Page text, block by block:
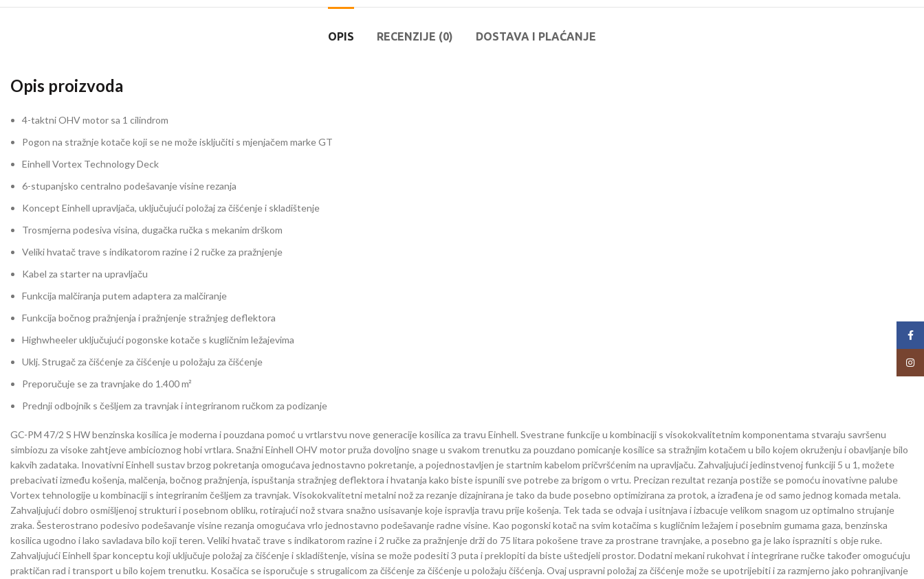
OPIS RECENZIJE (0) DOSTAVA I PLAĆANJE
Opis proizvoda
4-taktni OHV motor sa 1 cilindrom
Pogon na stražnje kotače koji se ne može isključiti s mjenjačem marke GT
Einhell Vortex Technology Deck
6-stupanjsko centralno podešavanje visine rezanja
Koncept Einhell upravljača, uključujući položaj za čišćenje i skladištenje
Trosmjerna podesiva visina, dugačka ručka s mekanim drškom
Veliki hvatač trave s indikatorom razine i 2 ručke za pražnjenje
Kabel za starter na upravljaču
Funkcija malčiranja putem adaptera za malčiranje
Funkcija bočnog pražnjenja i pražnjenje stražnjeg deflektora
Highwheeler uključujući pogonske kotače s kugličnim ležajevima
Uklj. Strugač za čišćenje za čišćenje u položaju za čišćenje
Preporučuje se za travnjake do 1.400 m²
Prednji odbojnik s češljem za travnjak i integriranom ručkom za podizanje
GC-PM 47/2 S HW benzinska kosilica je moderna i pouzdana pomoć u vrtlarstvu nove generacije kosilica za travu Einhell. Svestrane funkcije u kombinaciji s visokokvalitetnim komponentama stvaraju savršenu
simbiozu za visoke zahtjeve ambicioznog hobi vrtlara. Snažni Einhell OHV motor pruža dovoljno snage u svakom trenutku za pouzdano pomicanje kosilice sa stražnjim kotačem u bilo kojem okruženju i obavljanje bilo
kakvih zadataka. Inovativni Einhell sustav brzog pokretanja omogućava jednostavno pokretanje, a pojednostavljen je startnim kabelom pričvršćenim na upravljaču. Zahvaljujući jedinstvenoj funkciji 5 u 1, možete
prebacivati ​​između košenja, malčenja, bočnog pražnjenja, ispuštanja stražnjeg deflektora i hvatanja kako biste ispunili sve potrebe za brigom o vrtu. Precizan rezultat rezanja postiže se pomoću inovativne palube
Vortex tehnologije u kombinaciji s integriranim češljem za travnjak. Visokokvalitetni metalni nož za rezanje dizajnirana je tako da bude posebno optimizirana za protok, a izrađena je od samo jednog komada metala.
Zahvaljujući dobro osmišljenoj strukturi i posebnom obliku, rotirajući nož stvara snažno usisavanje koje ispravlja travu prije košenja. Tek tada se odvaja i usitnjava i izbacuje velikom snagom uz optimalno strujanje
zraka. Šesterostrano podesivo podešavanje visine rezanja omogućava vrlo jednostavno podešavanje radne visine. Kao pogonski kotač na svim kotačima s kugličnim ležajem i posebnim gumama gaza, benzinska
kosilica ugodno i lako savladava bilo koji teren. Veliki hvatač trave s indikatorom razine i 2 ručke za pražnjenje drži do 75 litara pokošene trave za prostrane travnjake, a posebno ga je lako isprazniti s obje ruke.
Zahvaljujući Einhell špar konceptu koji uključuje položaj za čišćenje i skladištenje, visina se može podesiti 3 puta i preklopiti da biste uštedjeli prostor. Dodatni mekani rukohvat i integrirane ručke također omogućuju
praktičan rad i transport u bilo kojem trenutku. Kosačica se isporučuje s strugalicom za čišćenje za čišćenje u položaju čišćenja. Ovaj uspravni položaj za čišćenje može se upotrijebiti i za razmjerno jako pohranjivanje